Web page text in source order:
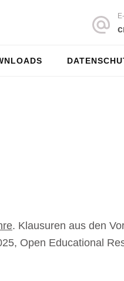
. Klausuren aus den
Open Educational